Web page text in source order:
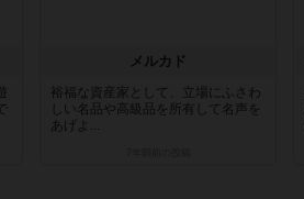
メルカド
裕福な資産家として、立場にふさわ
しい名品や高級品を所有して名声を
あげよ...